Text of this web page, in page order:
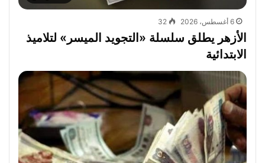
6 أغسطس، 2026 32
الأزهر يطلق سلسلة «التجويد الميسر» لتلاميذ
الابتدائية